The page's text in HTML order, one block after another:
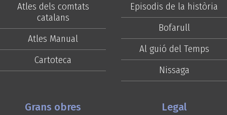
Atles dels comtats
catalans
Atles Manual
Cartoteca
Episodis de la història
Bofarull
Al guió del Temps
Nissaga
Grans obres Legal